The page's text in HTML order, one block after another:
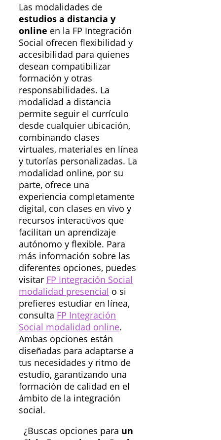
Las modalidades de
estudios a distancia y
online en la FP Integración
Social ofrecen flexibilidad y
accesibilidad para quienes
desean compatibilizar
formación y otras
responsabilidades. La
modalidad a distancia
permite seguir el currículo
desde cualquier ubicación,
combinando clases
virtuales, materiales en línea
y tutorías personalizadas. La
modalidad online, por su
parte, ofrece una
experiencia completamente
digital, con clases en vivo y
recursos interactivos que
facilitan un aprendizaje
autónomo y flexible. Para
más información sobre las
diferentes opciones, puedes
visitar FP Integración Social
modalidad presencial o si
prefieres estudiar en línea,
consulta FP Integración
Social modalidad online.
Ambas opciones están
diseñadas para adaptarse a
tus necesidades y ritmo de
estudio, garantizando una
formación de calidad en el
ámbito de la integración
social.
¿Buscas opciones para un